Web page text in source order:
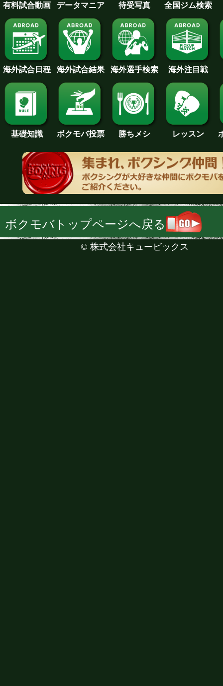
有料試合動画 データマニア 待受写真 全国ジム検索
海外試合日程 海外試合結果 海外選手検索 海外注目戦
基礎知識 ボクモバ投票 勝ちメシ レッスン
ボクモバトップページへ戻る
© 株式会社キュービックス